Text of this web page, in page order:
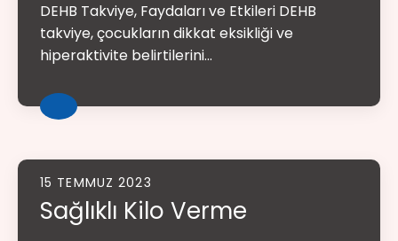
DEHB Takviye, Faydaları ve Etkileri DEHB
takviye, çocukların dikkat eksikliği ve
hiperaktivite belirtilerini...
15 TEMMUZ 2023
Sağlıklı Kilo Verme